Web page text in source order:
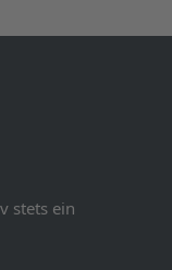
stets ein